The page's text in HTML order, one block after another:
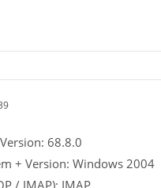
68.8.0
+ Version: Windows 2004